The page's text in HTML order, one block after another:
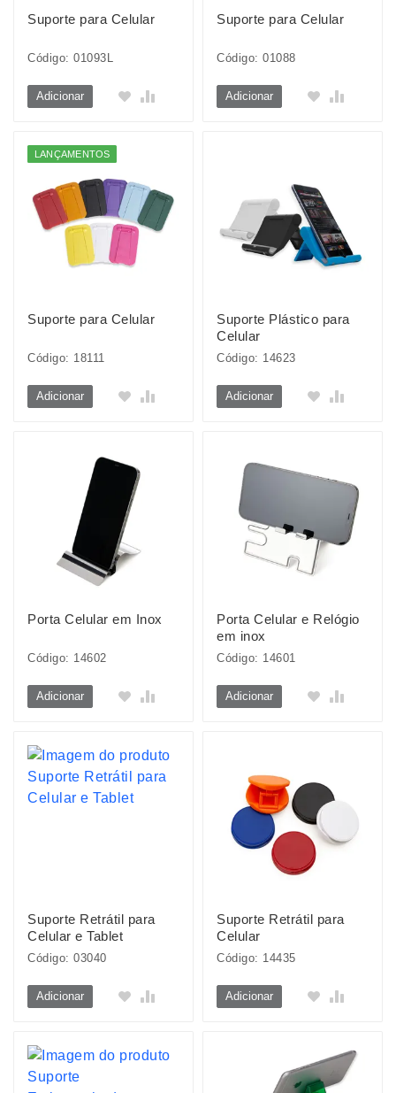
Suporte para Celular
Código: 01093L
Adicionar
Suporte para Celular
Código: 01088
Adicionar
LANÇAMENTOS
Suporte para Celular
Código: 18111
Adicionar
Suporte Plástico para
Celular
Código: 14623
Adicionar
Porta Celular em Inox
Código: 14602
Adicionar
Porta Celular e Relógio
em inox
Código: 14601
Adicionar
Suporte Retrátil para
Celular e Tablet
Código: 03040
Adicionar
Suporte Retrátil para
Celular
Código: 14435
Adicionar